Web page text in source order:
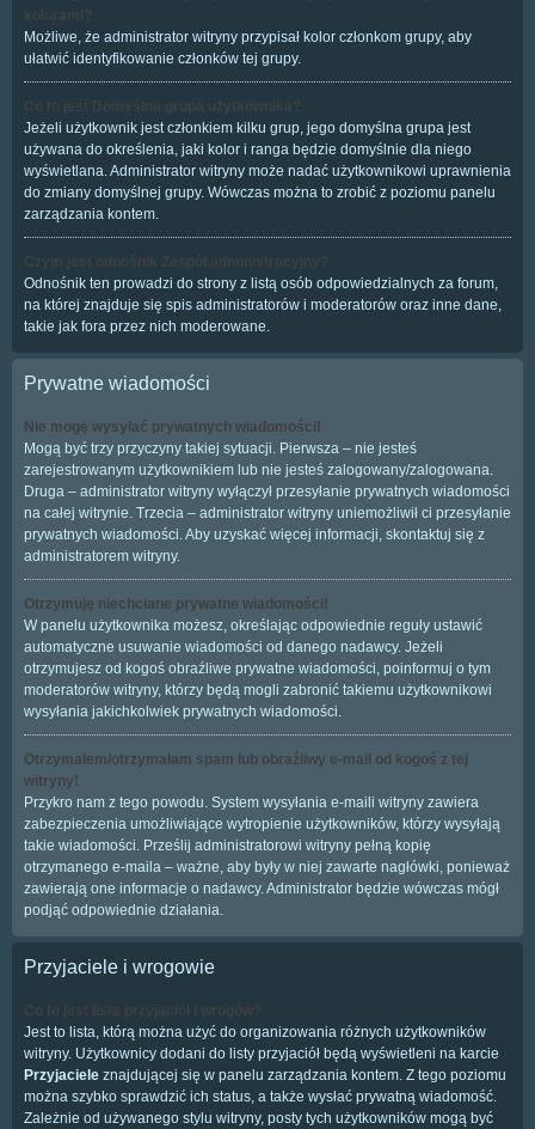
kolorami?
Możliwe, że administrator witryny przypisał kolor członkom grupy, aby
ułatwić identyfikowanie członków tej grupy.
Co to jest Domyślna grupa użytkownika?
Jeżeli użytkownik jest członkiem kilku grup, jego domyślna grupa jest
używana do określenia, jaki kolor i ranga będzie domyślnie dla niego
wyświetlana. Administrator witryny może nadać użytkownikowi uprawnienia
do zmiany domyślnej grupy. Wówczas można to zrobić z poziomu panelu
zarządzania kontem.
Czym jest odnośnik Zespół administracyjny?
Odnośnik ten prowadzi do strony z listą osób odpowiedzialnych za forum,
na której znajduje się spis administratorów i moderatorów oraz inne dane,
takie jak fora przez nich moderowane.
Prywatne wiadomości
Nie mogę wysyłać prywatnych wiadomości!
Mogą być trzy przyczyny takiej sytuacji. Pierwsza – nie jesteś
zarejestrowanym użytkownikiem lub nie jesteś zalogowany/zalogowana.
Druga – administrator witryny wyłączył przesyłanie prywatnych wiadomości
na całej witrynie. Trzecia – administrator witryny uniemożliwił ci przesyłanie
prywatnych wiadomości. Aby uzyskać więcej informacji, skontaktuj się z
administratorem witryny.
Otrzymuję niechciane prywatne wiadomości!
W panelu użytkownika możesz, określając odpowiednie reguły ustawić
automatyczne usuwanie wiadomości od danego nadawcy. Jeżeli
otrzymujesz od kogoś obraźliwe prywatne wiadomości, poinformuj o tym
moderatorów witryny, którzy będą mogli zabronić takiemu użytkownikowi
wysyłania jakichkolwiek prywatnych wiadomości.
Otrzymałem/otrzymałam spam lub obraźliwy e-mail od kogoś z tej
witryny!
Przykro nam z tego powodu. System wysyłania e-maili witryny zawiera
zabezpieczenia umożliwiające wytropienie użytkowników, którzy wysyłają
takie wiadomości. Prześlij administratorowi witryny pełną kopię
otrzymanego e-maila – ważne, aby były w niej zawarte nagłówki, ponieważ
zawierają one informacje o nadawcy. Administrator będzie wówczas mógł
podjąć odpowiednie działania.
Przyjaciele i wrogowie
Co to jest lista przyjaciół i wrogów?
Jest to lista, którą można użyć do organizowania różnych użytkowników
witryny. Użytkownicy dodani do listy przyjaciół będą wyświetleni na karcie
Przyjaciele znajdującej się w panelu zarządzania kontem. Z tego poziomu
można szybko sprawdzić ich status, a także wysłać prywatną wiadomość.
Zależnie od używanego stylu witryny, posty tych użytkowników mogą być